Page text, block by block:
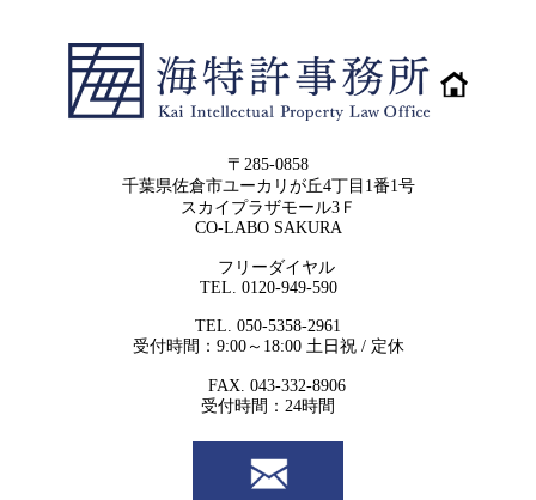
〒285-0858
千葉県佐倉市ユーカリが丘4丁目1番1号
スカイプラザモール3Ｆ
CO-LABO SAKURA
フリーダイヤル
TEL. 0120-949-590
TEL. 050-5358-2961
受付時間：9:00～18:00 土日祝 / 定休
FAX. 043-332-8906
受付時間：24時間